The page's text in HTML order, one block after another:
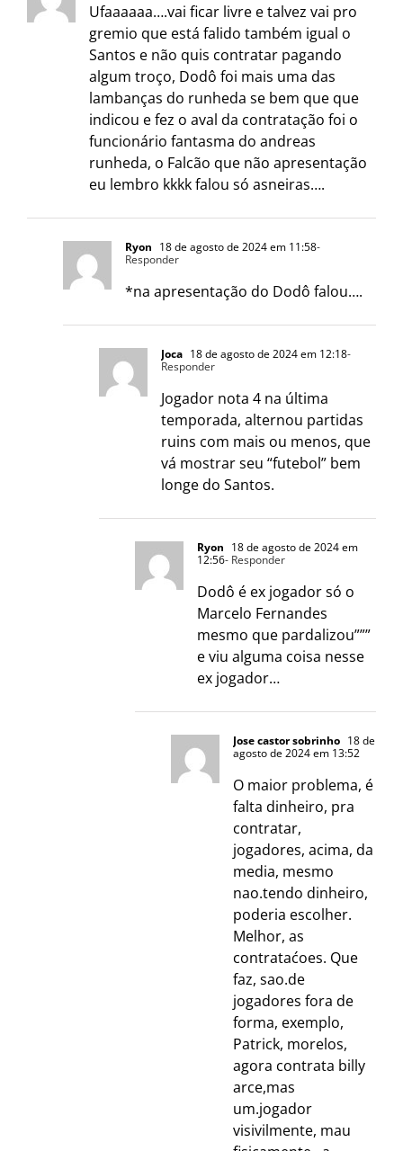
Ufaaaaaa….vai ficar livre e talvez vai pro
gremio que está falido também igual o
Santos e não quis contratar pagando
algum troço, Dodô foi mais uma das
lambanças do runheda se bem que que
indicou e fez o aval da contratação foi o
funcionário fantasma do andreas
runheda, o Falcão que não apresentação
eu lembro kkkk falou só asneiras….
Ryon 18 de agosto de 2024 em 11:58-
Responder
*na apresentação do Dodô falou….
Joca 18 de agosto de 2024 em 12:18-
Responder
Jogador nota 4 na última
temporada, alternou partidas
ruins com mais ou menos, que
vá mostrar seu “futebol” bem
longe do Santos.
Ryon 18 de agosto de 2024 em
12:56- Responder
Dodô é ex jogador só o
Marcelo Fernandes
mesmo que pardalizou”””
e viu alguma coisa nesse
ex jogador…
Jose castor sobrinho 18 de
agosto de 2024 em 13:52
O maior problema, é
falta dinheiro, pra
contratar,
jogadores, acima, da
media, mesmo
nao.tendo dinheiro,
poderia escolher.
Melhor, as
contrataćoes. Que
faz, sao.de
jogadores fora de
forma, exemplo,
Patrick, morelos,
agora contrata billy
arce,mas
um.jogador
visivilmente, mau